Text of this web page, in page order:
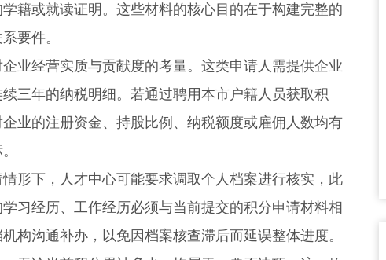
籍或就读证明。这些材料的核心目的在于构建完整的
要件。
经营实质与贡献度的考量。这类申请人需提供企业
三年的纳税明细。若通过聘用本市户籍人员获取积
业的注册资金、持股比例、纳税额度或雇佣人数均有
下，人才中心可能要求调取个人档案进行核实，此
习经历、工作经历必须与当前提交的积分申请材料相
构沟通补办，以免因档案核查滞后而延误整体进度。